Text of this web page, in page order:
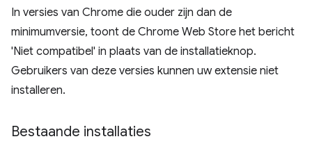
In versies van Chrome die ouder zijn dan de
minimumversie, toont de Chrome Web Store het bericht
'Niet compatibel' in plaats van de installatieknop.
Gebruikers van deze versies kunnen uw extensie niet
installeren.
Bestaande installaties